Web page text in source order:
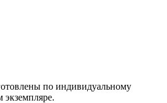
по индивидуальному
экземпляре.